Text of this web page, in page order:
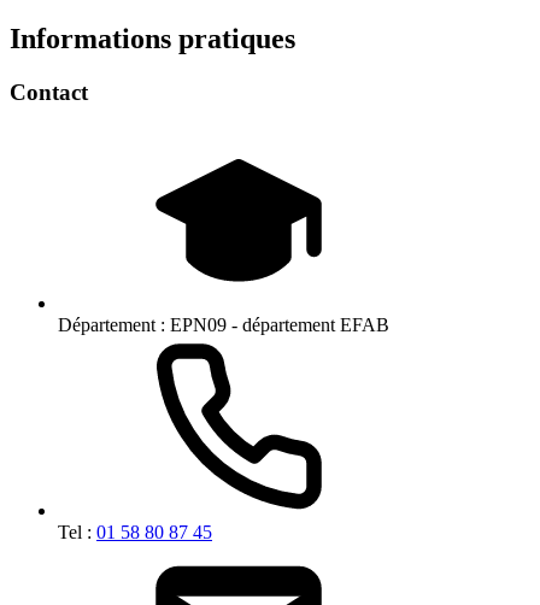
Informations pratiques
Contact
Département : EPN09 - département EFAB
Tel : 01 58 80 87 45